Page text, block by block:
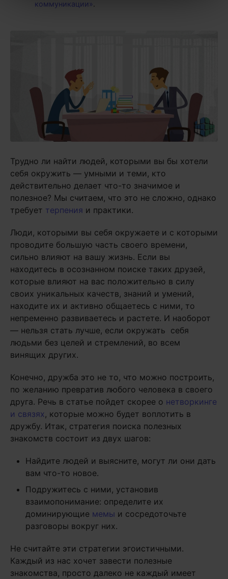
коммуникации»
Трудно ли найти людей, которыми вы бы хотели
себя окружить — умными и теми, кто
действительно делает что-то значимое и
полезное? Мы считаем, что это не сложно, однако
требует терпения и практики.
Люди, которыми вы себя окружаете и с которыми
проводите большую часть своего времени,
сильно влияют на вашу жизнь. Если вы
находитесь в осознанном поиске таких друзей,
которые влияют на вас положительно в силу
своих уникальных качеств, знаний и умений,
находите их и активно общаетесь с ними, то
непременно развиваетесь и растете. И наоборот
— нельзя стать лучше, если окружать себя
людьми без целей и стремлений, во всем
винящих других.
Конечно, дружба это не то, что можно построить,
по желанию превратив любого человека в своего
друга. Речь в статье пойдет скорее о нетворкинге
и связях, которые можно будет воплотить в
дружбу. Итак, стратегия поиска полезных
знакомств состоит из двух шагов:
Найдите людей и выясните, могут ли они дать
вам что-то новое.
Подружитесь с ними, установив
взаимопонимание: определите их
доминирующие мемы и сосредоточьте
разговоры вокруг них.
Не считайте эти стратегии эгоистичными.
Каждый из нас хочет завести полезные
знакомства, просто далеко не каждый имеет